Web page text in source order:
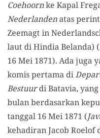
Coehoornke Kapal
Nederlandenatas
Zeemagt in
laut di Hindia Belanda) (
16 Mei 1871). Ada juga
komis pertama di
Bestuurdi Batavia,
bulan berdasarkan
tanggal 16 Mei 1871 (
kehadiran Jacob Roelof